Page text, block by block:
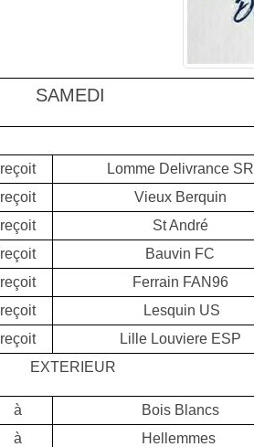
SAMEDI
reçoit Lomme Delivrance SR
reçoit Vieux Berquin
reçoit St André
reçoit Bauvin FC
reçoit Ferrain FAN96
reçoit Lesquin US
reçoit Lille Louviere ESP
EXTERIEUR
à Bois Blancs
à Hellemmes